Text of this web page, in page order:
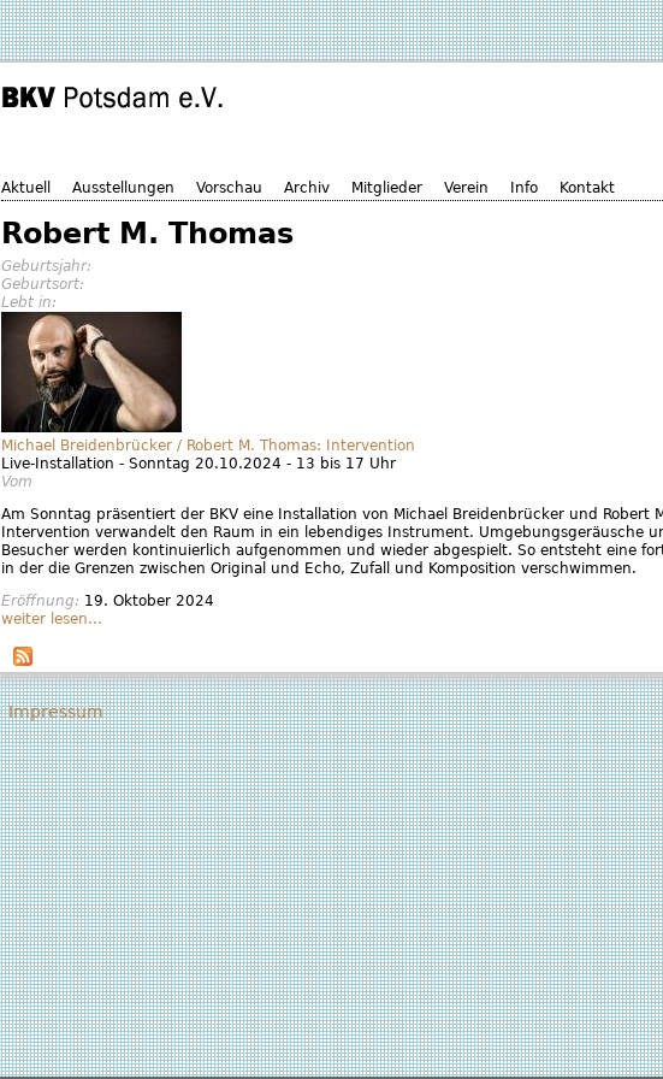
Aktuell Ausstellungen Vorschau Archiv Mitglieder Verein Info Kontakt
Robert M. Thomas
Geburtsjahr:
Geburtsort:
Lebt in:
Michael Breidenbrücker / Robert M. Thomas: Intervention
Live-Installation - Sonntag 20.10.2024 - 13 bis 17 Uhr
Vom
Am Sonntag präsentiert der BKV eine Installation von Michael Breidenbrücker und Robert
Intervention verwandelt den Raum in ein lebendiges Instrument. Umgebungsgeräusche
Besucher werden kontinuierlich aufgenommen und wieder abgespielt. So entsteht eine
in der die Grenzen zwischen Original und Echo, Zufall und Komposition verschwimmen.
Eröffnung: 19. Oktober 2024
weiter lesen...
Impressum